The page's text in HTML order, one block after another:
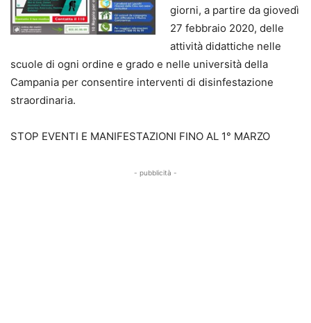
giorni, a partire da giovedì
27 febbraio 2020, delle
attività didattiche nelle
scuole di ogni ordine e grado e nelle università della
Campania per consentire interventi di disinfestazione
straordinaria.
STOP EVENTI E MANIFESTAZIONI FINO AL 1° MARZO
- pubblicità -